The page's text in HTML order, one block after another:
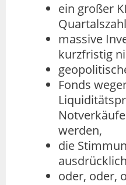
ein großer
massive
kurzfristig
Fonds
werden,
die
oder, oder,